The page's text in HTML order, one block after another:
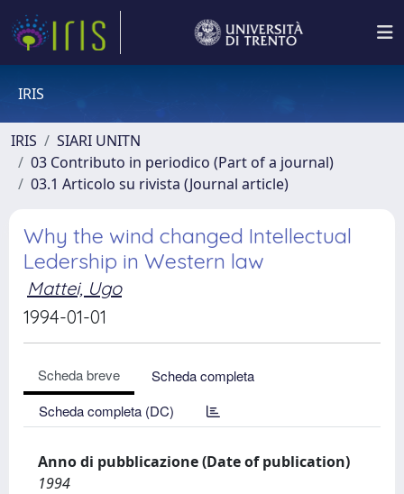
IRIS
IRIS
SIARI UNITN
03 Contributo in periodico (Part of a journal)
03.1 Articolo su rivista (Journal article)
Why the wind changed Intellectual
Ledership in Western law
Mattei, Ugo
1994-01-01
Scheda breve
Scheda completa
Scheda completa (DC)
Anno di pubblicazione (Date of publication)
1994